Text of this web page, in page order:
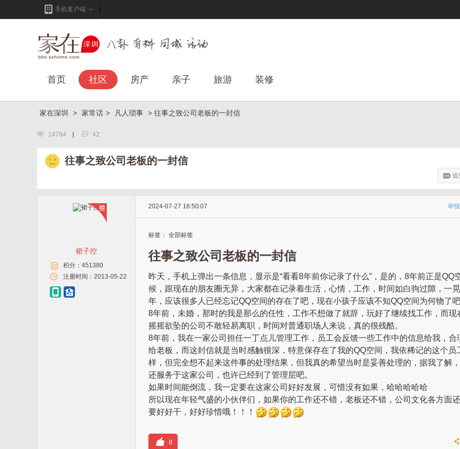
手机客户端
首页 社区 房产 亲子 旅游 装修
家在深圳 > 家常话 > 凡人琐事 > 往事之致公司老板的一封信
14784 42
往事之致公司老板的一封信
追
裙子控
积分： 451380
注册时间： 2013-05-22
举报
2024-07-27 16:50:07
标签： 全部标签
往事之致公司老板的一封信
昨天，手机上弹出一条信息，显示是“看看8年前你记录了什么”，是的，8年前正是QQ
候，跟现在的朋友圈无异，大家都在记录着生活，心情，工作，时间如白驹过隙，一
年，应该很多人已经忘记QQ空间的存在了吧，现在小孩子应该不知QQ空间为何物了
8年前，未婚，那时的我是那么的任性，工作不想做了就辞，玩好了继续找工作，而现
摇摇欲坠的公司不敢轻易离职，时间对普通职场人来说，真的很残酷。
8年前，我在一家公司担任一丁点儿管理工作，员工会反馈一些工作中的信息给我，合
给老板，而这封信就是当时感触很深，特意保存在了我的QQ空间，我依稀记的这个员
样，但完全想不起来这件事的处理结果，但我真的希望当时是妥善处理的，据我了解
还服务于这家公司，也许已经到了管理层吧。
如果时间能倒流，我一定要在这家公司好好发展，可惜没有如果，哈哈哈哈哈
所以现在年轻气盛的小伙伴们，如果你的工作还不错，老板还不错，公司文化各方面
要好好干，好好珍惜哦！！！
8